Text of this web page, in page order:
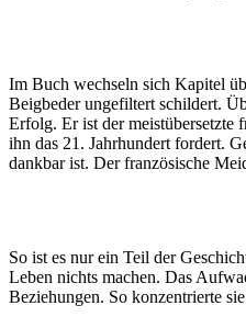
Im Buch wechseln sich Kapitel
Beigbeder ungefiltert schildert.
Erfolg. Er ist der meistübersetzte
ihn das 21. Jahrhundert fordert.
dankbar ist. Der französische
So ist es nur ein Teil der
Leben nichts machen. Das
Beziehungen. So konzentrierte